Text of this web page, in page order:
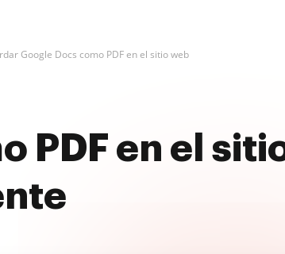
Google Docs como PDF en el sitio web
PDF en el